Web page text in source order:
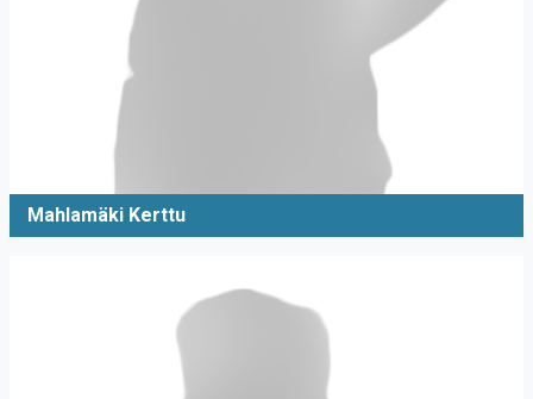
Mahlamäki Kerttu